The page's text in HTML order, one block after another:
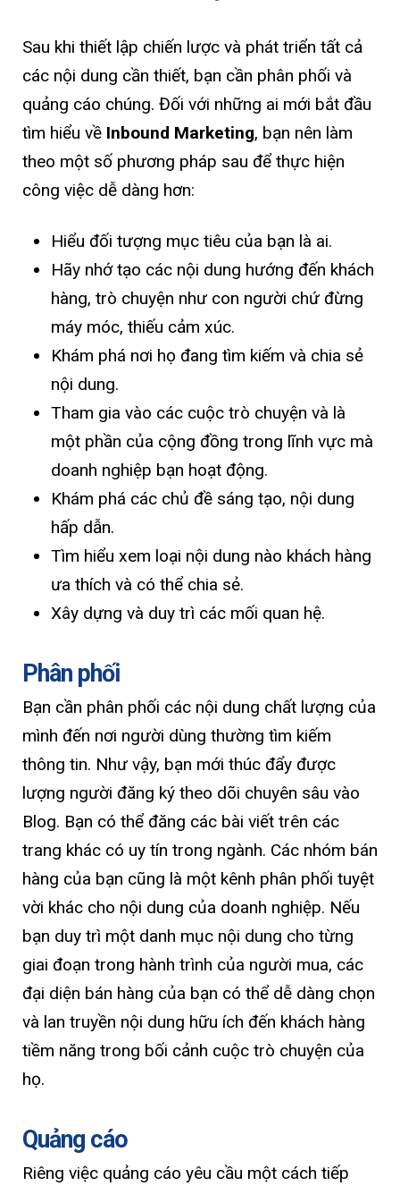
Sau khi thiết lập chiến lược và phát triển tất cả
các nội dung cần thiết, bạn cần phân phối và
quảng cáo chúng. Đối với những ai mới bắt đầu
tìm hiểu về Inbound Marketing, bạn nên làm
theo một số phương pháp sau để thực hiện
công việc dễ dàng hơn:
Hiểu đối tượng mục tiêu của bạn là ai.
Hãy nhớ tạo các nội dung hướng đến khách
hàng, trò chuyện như con người chứ đừng
máy móc, thiếu cảm xúc.
Khám phá nơi họ đang tìm kiếm và chia sẻ
nội dung.
Tham gia vào các cuộc trò chuyện và là
một phần của cộng đồng trong lĩnh vực mà
doanh nghiệp bạn hoạt động.
Khám phá các chủ đề sáng tạo, nội dung
hấp dẫn.
Tìm hiểu xem loại nội dung nào khách hàng
ưa thích và có thể chia sẻ.
Xây dựng và duy trì các mối quan hệ.
Phân phối
Bạn cần phân phối các nội dung chất lượng của
mình đến nơi người dùng thường tìm kiếm
thông tin. Như vậy, bạn mới thúc đẩy được
lượng người đăng ký theo dõi chuyên sâu vào
Blog. Bạn có thể đăng các bài viết trên các
trang khác có uy tín trong ngành. Các nhóm bán
hàng của bạn cũng là một kênh phân phối tuyệt
vời khác cho nội dung của doanh nghiệp. Nếu
bạn duy trì một danh mục nội dung cho từng
giai đoạn trong hành trình của người mua, các
đại diện bán hàng của bạn có thể dễ dàng chọn
và lan truyền nội dung hữu ích đến khách hàng
tiềm năng trong bối cảnh cuộc trò chuyện của
họ.
Quảng cáo
Riêng việc quảng cáo yêu cầu một cách tiếp